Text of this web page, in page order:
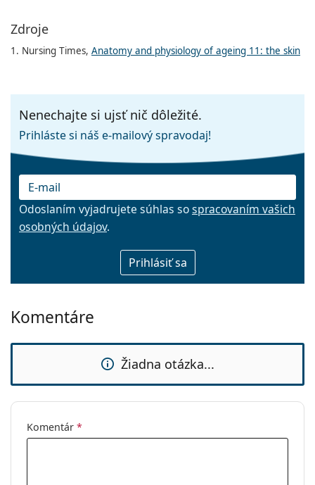
Zdroje
1. Nursing Times, Anatomy and physiology of ageing 11: the skin
Nenechajte si ujsť nič dôležité.
Prihláste si náš e-mailový spravodaj!
Odoslaním vyjadrujete súhlas sospracovaním vašich
osobných údajov.
Komentáre
Žiadna otázka...
Komentár *